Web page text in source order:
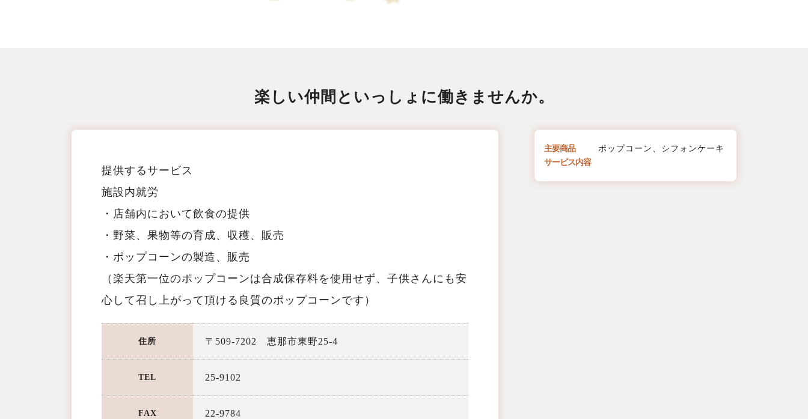
楽しい仲間といっしょに働きませんか。
提供するサービス
施設内就労
・店舗内において飲食の提供
・野菜、果物等の育成、収穫、販売
・ポップコーンの製造、販売
（楽天第一位のポップコーンは合成保存料を使用せず、子供さんにも安
心して召し上がって頂ける良質のポップコーンです）
住所 〒509-7202 恵那市東野25-4
TEL 25-9102
FAX 22-9784
主要商品
サービス内容
ポップコーン、シフォンケーキ